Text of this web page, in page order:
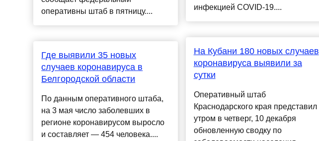
оперативны штаб в пятницу....
Где выявили 35 новых
случаев коронавируса в
Белгородской области
По данным оперативного штаба,
на 3 мая число заболевших в
регионе коронавирусом выросло
и составляет — 454 человека....
инфекцией COVID-19....
На Кубани 180 новых случаев
коронавируса выявили за
сутки
Оперативный штаб
Краснодарского края представил
утром в четверг, 10 декабря
обновленную сводку по